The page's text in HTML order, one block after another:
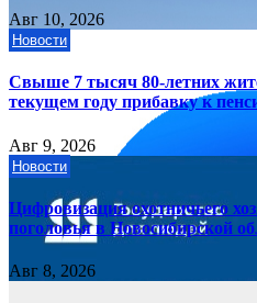
Авг 10, 2026
Новости
Свыше 7 тысяч 80-летних
текущем году прибавку к
Авг 9, 2026
Новости
Цифровизация охотничьего
поголовья в Новосибирской
Авг 8, 2026